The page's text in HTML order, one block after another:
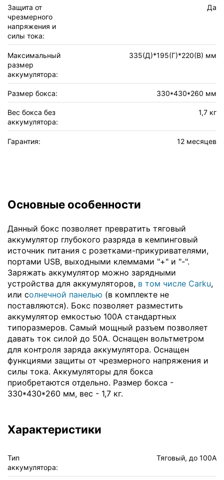
Защита от
чрезмерного
напряжения и
силы тока:
Да
Максимальный
размер
аккумулятора:
335(Д)*195(Г)*220(В) мм
Размер бокса: 330*430*260 мм
Вес бокса без
аккумулятора:
1,7 кг
Гарантия: 12 месяцев
Основные особенности
Данный бокс позволяет превратить тяговый
аккумулятор глубокого разряда в кемпинговый
источник питания с розетками-прикуривателями,
портами USB, выходными клеммами "+" и "-".
Заряжать аккумулятор можно зарядными
устройства для аккумуляторов, в том числе Carku,
или солнечной панелью (в комплекте не
поставляются). Бокс позволяет разместить
аккумулятор емкостью 100А стандартных
типоразмеров. Самый мощный разъем позволяет
давать ток силой до 50А. Оснащен вольтметром
для контроля заряда аккумулятора. Оснащен
функциями защиты от чрезмерного напряжения и
силы тока. Аккумуляторы для бокса
приобретаются отдельно. Размер бокса -
330*430*260 мм, вес - 1,7 кг.
Характеристики
Тип
аккумулятора:
Тяговый, до 100А